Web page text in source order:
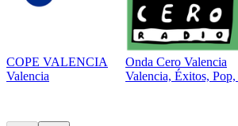
COPE VALENCIA
Valencia
Onda Cero Valencia
Valencia, Éxitos,